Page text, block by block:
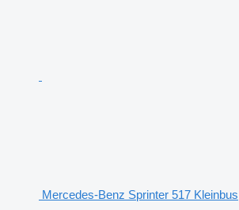
Mercedes-Benz Sprinter 517 Kleinbus